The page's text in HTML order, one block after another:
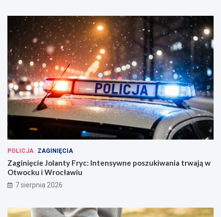
POLICJA ZAGINIĘCIA
Zaginięcie Jolanty Fryc: Intensywne poszukiwania trwają w
Otwocku i Wrocławiu
7 sierpnia 2026